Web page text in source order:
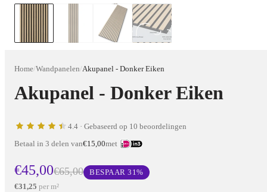
Home/Wandpanelen/Akupanel - Donker Eiken
Akupanel - Donker Eiken
4.4 · Gebaseerd op 10 beoordelingen
Betaal in 3 delen van€15,00met
€45,00€65,00 BESPAAR31%
€31,25 per m²